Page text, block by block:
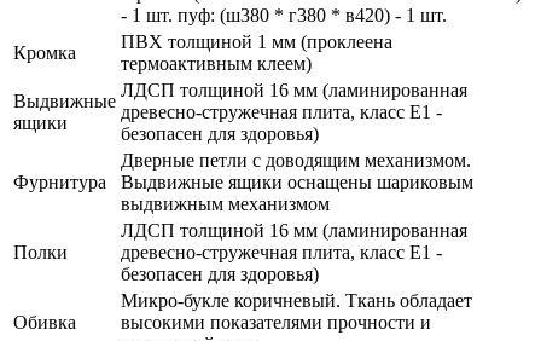
- 1 шт. пуф: (ш380 * г380 * в420) - 1 шт.
Кромка
ПВХ толщиной 1 мм (проклеена
термоактивным клеем)
Выдвижные
ящики
ЛДСП толщиной 16 мм (ламинированная
древесно-стружечная плита, класс E1 -
безопасен для здоровья)
Фурнитура
Дверные петли с доводящим механизмом.
Выдвижные ящики оснащены шариковым
выдвижным механизмом
Полки
ЛДСП толщиной 16 мм (ламинированная
древесно-стружечная плита, класс E1 -
безопасен для здоровья)
Обивка
Микро-букле коричневый. Ткань обладает
высокими показателями прочности и